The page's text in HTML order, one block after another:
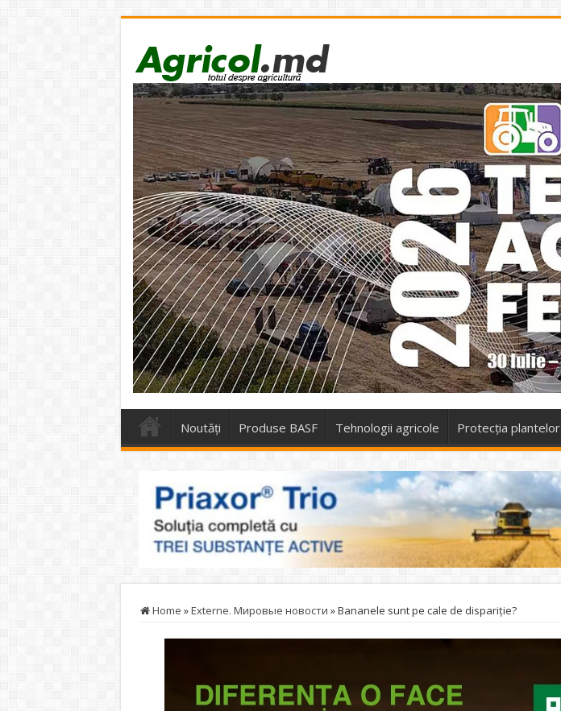
Noutăți Produse BASF Tehnologii agricole Protecţia plantelor
Home »Externe. Мировые новости »Bananele sunt pe cale de dispariţie?